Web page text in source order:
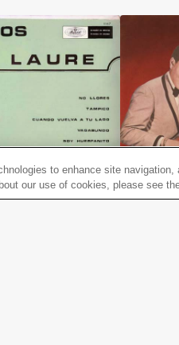
to enhance site
our use of cookies, please see